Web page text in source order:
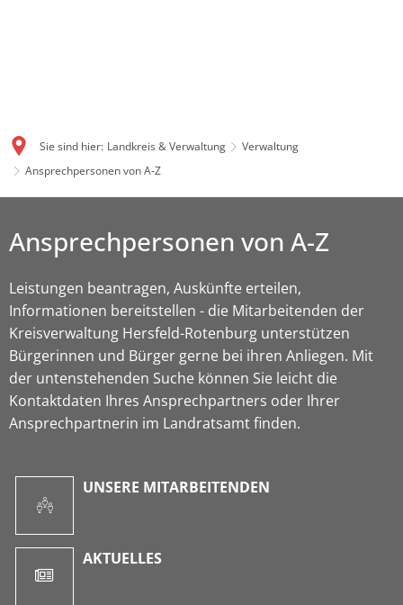
Sie sind hier: Landkreis & Verwaltung
Verwaltung
Ansprechpersonen von A-Z
Ansprechpersonen von A-Z
Leistungen beantragen, Auskünfte erteilen,
Informationen bereitstellen - die Mitarbeitenden der
Kreisverwaltung Hersfeld-Rotenburg unterstützen
Bürgerinnen und Bürger gerne bei ihren Anliegen. Mit
der untenstehenden Suche können Sie leicht die
Kontaktdaten Ihres Ansprechpartners oder Ihrer
Ansprechpartnerin im Landratsamt finden.
UNSERE MITARBEITENDEN
AKTUELLES